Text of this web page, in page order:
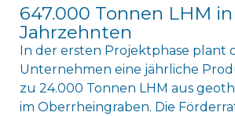
647.000 Tonnen LHM
Jahrzehnten
In der ersten Projektphase plant
Unternehmen eine jährliche
zu 24.000 Tonnen LHM aus
im Oberrheingraben. Die